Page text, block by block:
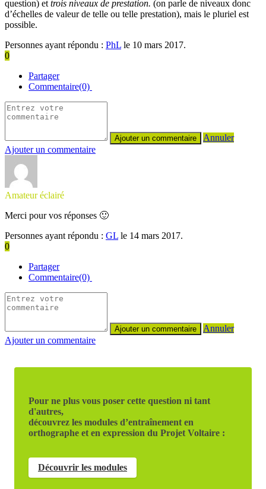
question) et trois niveaux de prestation. (on parle de niveaux donc
d’échelles de valeur de telle ou telle prestation), mais le pluriel est
possible.
Personnes ayant répondu : PhL le 10 mars 2017.
0
Partager
Commentaire(0)
Annuler
Ajouter un commentaire
Amateur éclairé
Merci pour vos réponses 🙂
Personnes ayant répondu : GL le 14 mars 2017.
0
Partager
Commentaire(0)
Annuler
Ajouter un commentaire
Pour ne plus vous poser cette question ni tant
d'autres,
découvrez les modules d’entraînement en
orthographe et en expression du Projet Voltaire :
Découvrir les modules